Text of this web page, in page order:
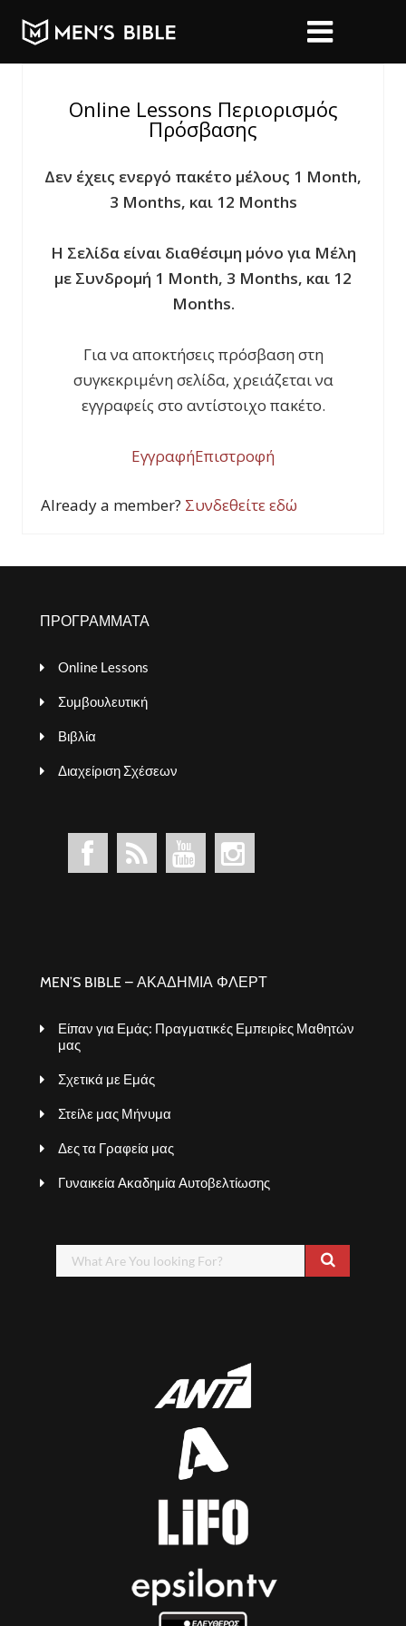
Online Lessons Περιορισμός
Πρόσβασης
Δεν έχεις ενεργό πακέτο μέλους 1 Month,
3 Months, και 12 Months
Η Σελίδα είναι διαθέσιμη μόνο για Μέλη
με Συνδρομή 1 Month, 3 Months, και 12
Months.
Για να αποκτήσεις πρόσβαση στη
συγκεκριμένη σελίδα, χρειάζεται να
εγγραφείς στο αντίστοιχο πακέτο.
ΕγγραφήΕπιστροφή
Already a member? Συνδεθείτε εδώ
ΠΡΟΓΡΑΜΜΑΤΑ
Online Lessons
Συμβουλευτική
Βιβλία
Διαχείριση Σχέσεων
MEN’S BIBLE – ΑΚΑΔΗΜΙΑ ΦΛΕΡΤ
Είπαν για Εμάς: Πραγματικές Εμπειρίες Μαθητών
μας
Σχετικά με Εμάς
Στείλε μας Μήνυμα
Δες τα Γραφεία μας
Γυναικεία Ακαδημία Αυτοβελτίωσης